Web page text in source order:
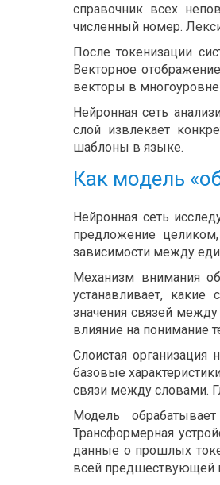
справочник всех
численный номер.
После токенизации
Векторное
векторы в
Нейронная сеть
слой извлекает
шаблоны в языке.
Как модель
Нейронная сеть
предложение
зависимости между
Механизм внимания
устанавливает,
значения связей
влияние на понимание
Слоистая
базовые
связи между словами.
Модель
Трансформерная
данные о прошлых
всей предшествующей